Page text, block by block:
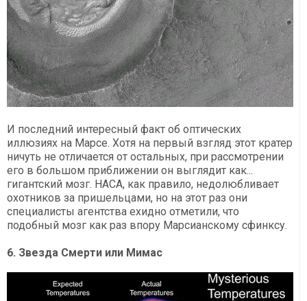
И последний интересный факт об оптических
иллюзиях на Марсе. Хотя на первый взгляд этот кратер
ничуть не отличается от остальных, при рассмотрении
его в большом приближении он выглядит как...
гигантский мозг. НАСА, как правило, недолюбливает
охотников за пришельцами, но на этот раз они
специалисты агентства ехидно отметили, что
подобный мозг как раз впору Марсианскому сфинксу.
6. Звезда Смерти или Мимас